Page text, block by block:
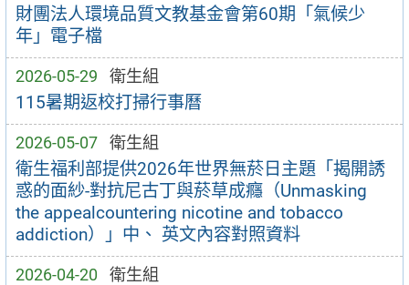
財團法人環境品質文教基金會第60期「氣候少
年」電子檔
2026-05-29 衛生組
115暑期返校打掃行事曆
2026-05-07 衛生組
衛生福利部提供2026年世界無菸日主題「揭開誘
惑的面紗-對抗尼古丁與菸草成癮（Unmasking
the appealcountering nicotine and tobacco
addiction）」中、 英文內容對照資料
2026-04-20 衛生組